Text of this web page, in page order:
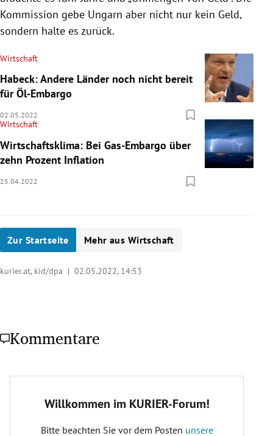
Kommission gebe Ungarn aber nicht nur kein Geld,
sondern halte es zurück.
Wirtschaft
Habeck: Andere Länder noch nicht bereit
für Öl‐Embargo
02.05.2022
Wirtschaft
Wirtschaftsklima: Bei Gas-Embargo über
zehn Prozent Inflation
25.04.2022
Zur Startseite Mehr aus Wirtschaft
kurier.at, kid/dpa | 02.05.2022, 14:53
Kommentare